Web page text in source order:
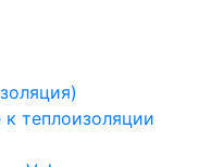
теплоизоляции